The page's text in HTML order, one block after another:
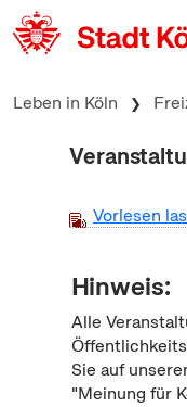
zum Inhalt springen
Leben in Köln
Vorlesen
Hinweis:
Alle
Sie auf
"Meinung für